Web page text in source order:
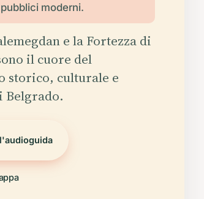
moderni.
e la Fortezza di
il cuore del
storico, culturale e
Belgrado.